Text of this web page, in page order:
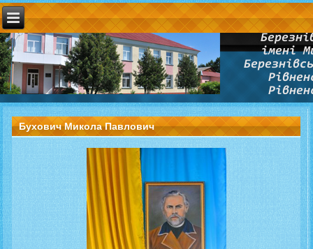
Бухович Микола Павлович